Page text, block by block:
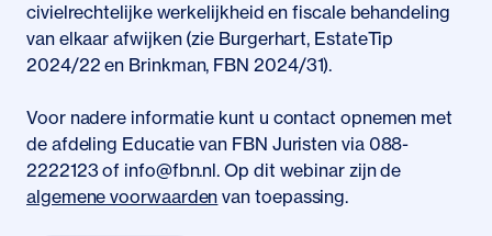
civielrechtelijke werkelijkheid en fiscale behandeling
van elkaar afwijken (zie Burgerhart, EstateTip
2024/22 en Brinkman, FBN 2024/31).
Voor nadere informatie kunt u contact opnemen met
de afdeling Educatie van FBN Juristen via 088-
2222123 of info@fbn.nl. Op dit webinar zijn de
algemene voorwaarden van toepassing.